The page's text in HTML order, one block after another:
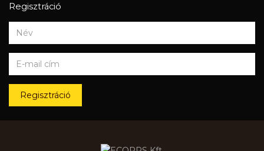
Regisztráció
Regisztráció